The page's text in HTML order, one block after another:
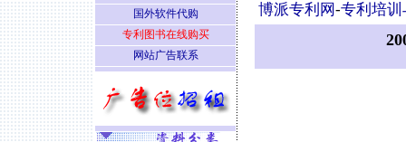
博派专利网-专利培
国外软件代购
专利图书在线购买
网站广告联系